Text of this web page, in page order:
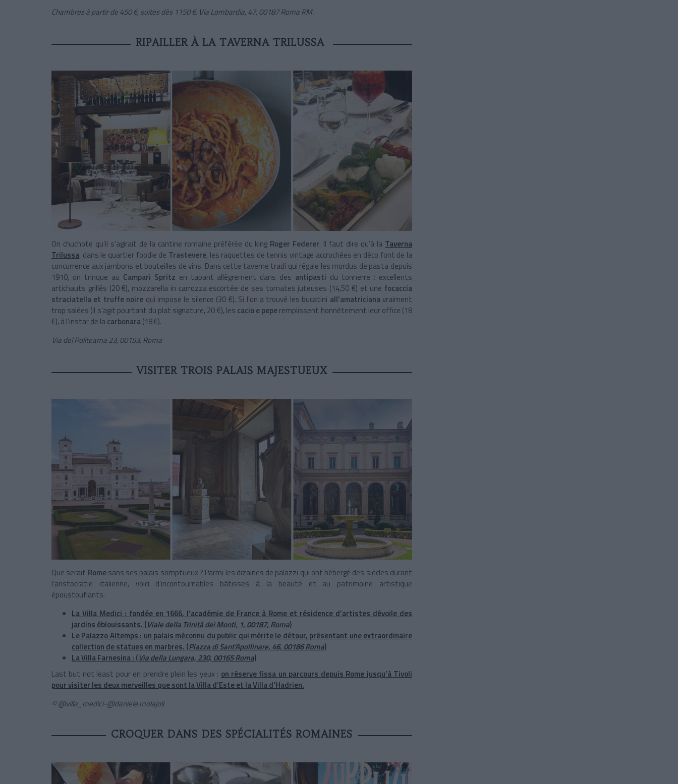
Chambres à partir de 450 €, suites dès 1150 €. Via Lombardia, 47, 00187 Roma RM.
RIPAILLER À LA TAVERNA TRILUSSA
On chuchote qu’il s’agirait de la cantine romaine préférée du king Roger Federer. Il faut dire qu’à la Taverna
Trilussa, dans le quartier foodie de Trastevere, les raquettes de tennis vintage accrochées en déco font de la
concurrence aux jambons et bouteilles de vins. Dans cette taverne tradi qui régale les mordus de pasta depuis
1910, on trinque au Campari Spritz en tapant allègrement dans des antipasti du tonnerre : excellents
artichauts grillés (20 €), mozzarella in carrozza escortée de ses tomates juteuses (14,50 €) et une focaccia
straciatella et truffe noire qui impose le silence (30 €). Si l’on a trouvé les bucatini all’amatricianavraiment
trop salées (il s’agit pourtant du plat signature, 20 €), les cacio e peperemplissent honnêtement leur office (18
€), à l’instar de lacarbonara(18 €).
Via del Politeama 23, 00153, Roma
VISITER TROIS PALAIS MAJESTUEUX
Que serait Romesans ses palais somptueux ? Parmi les dizaines de palazzi qui ont hébergé des siècles durant
l’aristocratie italienne, voici d’incontournables bâtisses à la beauté et au patrimoine artistique
époustouflants.
La Villa Medici : fondée en 1666, l’académie de France à Rome et résidence d’artistes dévoile des
jardins éblouissants. (Viale della Trinità dei Monti, 1, 00187, Roma)
Le Palazzo Altemps : un palais méconnu du public qui mérite le détour, présentant une extraordinaire
collection de statues en marbres. (Piazza di Sant'Apollinare, 46, 00186 Roma)
La Villa Farnesina: (Via della Lungara, 230, 00165 Roma)
Last but not least pour en prendre plein les yeux : on réserve fissa un parcours depuis Rome jusqu’à Tivoli
pour visiter les deux merveilles que sont laVilla d’Esteet laVilla d’Hadrien.
© @villa_medici-@daniele.molajoli
CROQUER DANS DES SPÉCIALITÉS ROMAINES